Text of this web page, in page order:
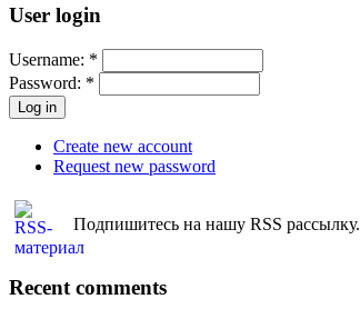
User login
Username: *
Password: *
Create new account
Request new password
Подпишитесь на нашу RSS рассылку.
Recent comments